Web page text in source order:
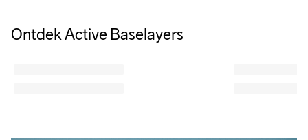
Ontdek Active Baselayers